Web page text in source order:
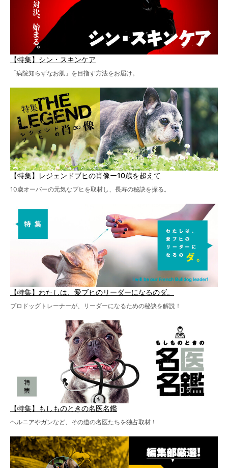
【特集】シン・スキンケア
「病院知らずなお肌」を目指す方法をお届け。
【特集】レジェンドブヒの肖像ー10歳を超えて
10歳オーバーの元気なブヒを取材し、長寿の秘訣を探る。
【特集】わたしは、愛ブヒのリーダーになるのダ。
プロドッグトレーナーが、リーダーになるための秘訣を解説！
【特集】もしものときの名医名鑑
ヘルニアやガンなど、その道の名医たちを独占取材！